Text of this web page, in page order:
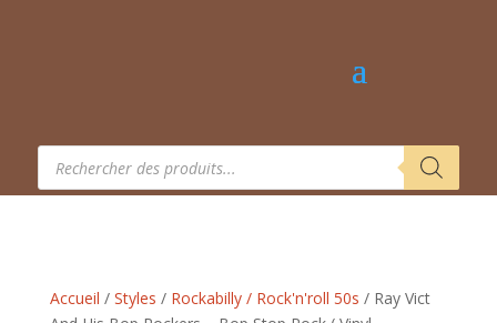
Recherche
produits
Accueil / Styles / Rockabilly / Rock'n'roll 50s / Ray Vict